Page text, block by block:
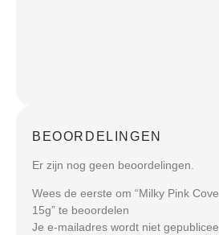
BEOORDELINGEN
Er zijn nog geen beoordelingen.
Wees de eerste om “Milky Pink
15g” te beoordelen
Je e-mailadres wordt niet